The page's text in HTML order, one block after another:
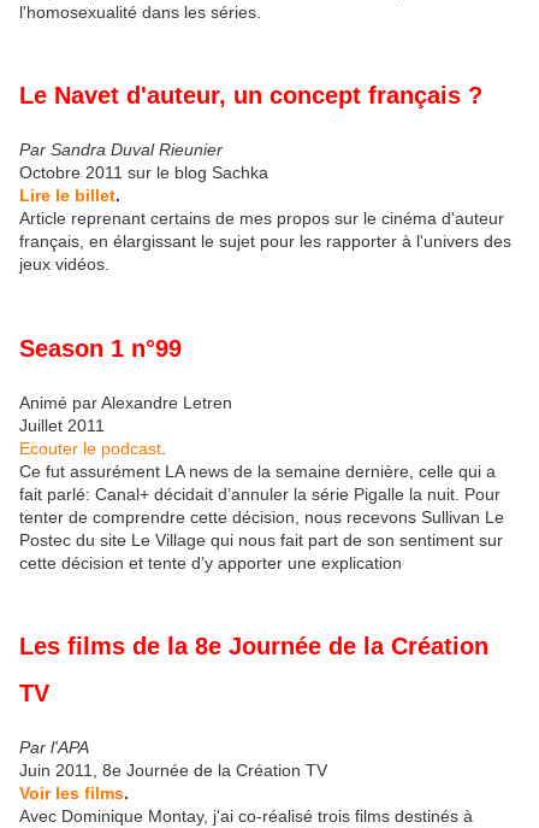
l'homosexualité dans les séries.
Le Navet d'auteur, un concept français ?
Par Sandra Duval Rieunier
Octobre 2011 sur le blog Sachka
Lire le billet.
Article reprenant certains de mes propos sur le cinéma d'auteur
français, en élargissant le sujet pour les rapporter à l'univers des
jeux vidéos.
Season 1 n°99
Animé par Alexandre Letren
Juillet 2011
Ecouter le podcast
Ce fut assurément LA news de la semaine dernière, celle qui a
fait parlé: Canal+ décidait d’annuler la série Pigalle la nuit. Pour
tenter de comprendre cette décision, nous recevons Sullivan Le
Postec du site Le Village qui nous fait part de son sentiment sur
cette décision et tente d’y apporter une explication
Les films de la 8e Journée de la Création
TV
Par l'APA
Juin 2011, 8e Journée de la Création TV
Voir les films.
Avec Dominique Montay, j'ai co-réalisé trois films destinés à